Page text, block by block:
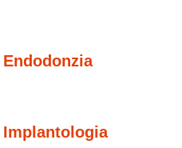
Endodonzia
Implantologia